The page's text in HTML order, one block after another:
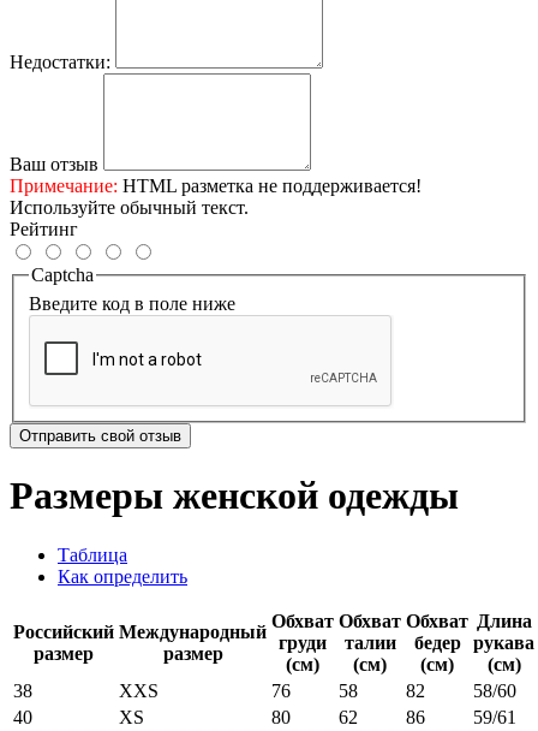
Недостатки:
Ваш отзыв
Примечание: HTML разметка не поддерживается!
Используйте обычный текст.
Рейтинг
Captcha
Введите код в поле ниже
Отправить свой отзыв
Размеры женской одежды
Таблица
Как определить
Российский
размер
Международный
размер
Обхват
груди
(см)
Обхват
талии
(см)
Обхват
бедер
(см)
Длина
рукава
(см)
38
XXS 76 58 82
58/60
40
XS 80 62 86
59/61